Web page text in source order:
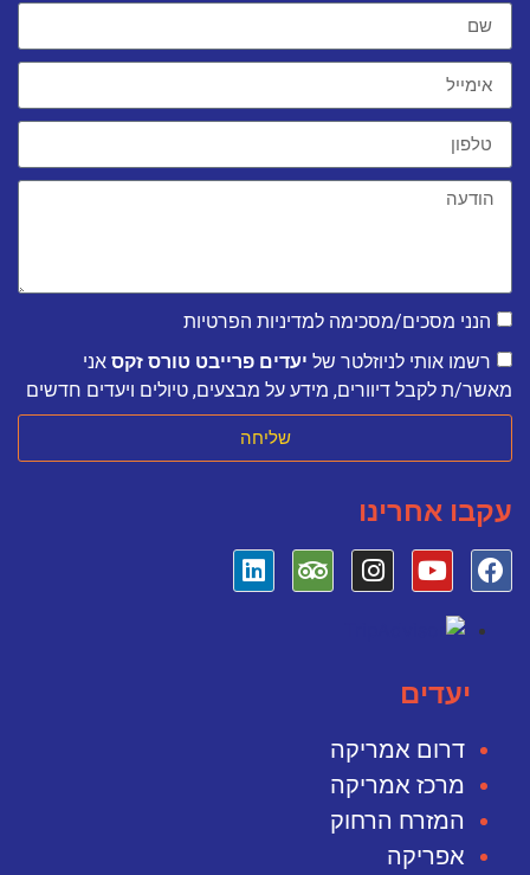
הנני מסכים/מסכימה למדיניות הפרטיות
רשמו אותי לניוזלטר של יעדים פרייבט טורס זקס אני
מאשר/ת לקבל דיוורים, מידע על מבצעים, טיולים ויעדים חדשים
שליחה
עקבו אחרינו
יעדים
דרום אמריקה
מרכז אמריקה
המזרח הרחוק
אפריקה